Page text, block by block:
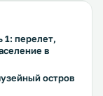
1: перелет,
в
остров